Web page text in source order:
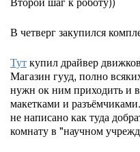
В четверг закупился
Туткупил драйвер
Магазин гууд, полно
нужн ок ним приходить и
макетками и
не написано как туда
комнату в "научном